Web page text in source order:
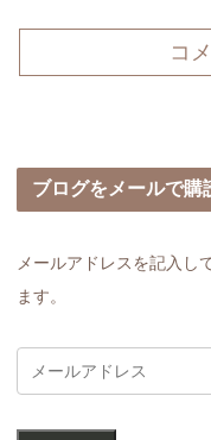
コ
ブログをメールで購
メールアドレスを記入し
ます。